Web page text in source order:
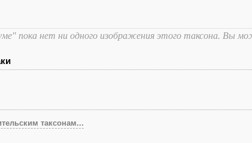
пока нет ни одного изображения этого таксона. Вы
таксонам...